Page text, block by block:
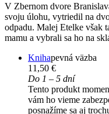
V Zbernom dvore
svoju úlohu, vytriedil na
odpadu. Malej Etelke však
mamu a vybrali sa ho na
Knihapevná väzba
11,50 €
Do 1 – 5 dní
Tento produkt
vám ho vieme
posnažíme sa aj